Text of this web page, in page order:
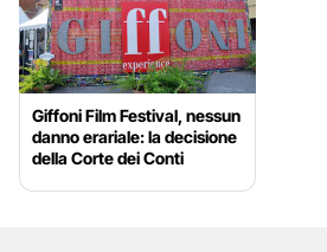
Giffoni Film Festival, nessun
danno erariale: la decisione
della Corte dei Conti